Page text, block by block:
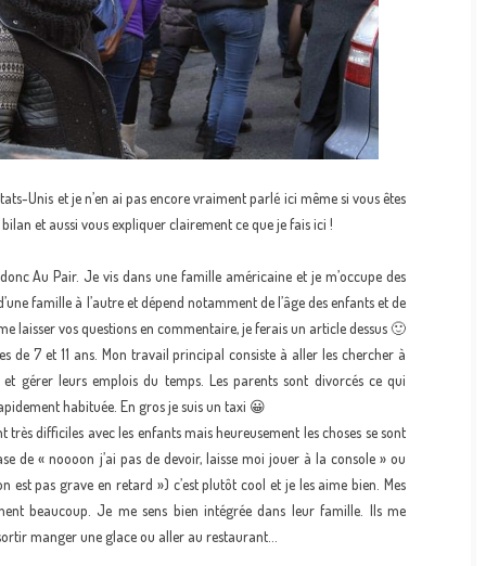
Unis et je n’en ai pas encore vraiment parlé ici même si vous êtes
et aussi vous expliquer clairement ce que je fais ici !
Au Pair. Je vis dans une famille américaine et je m’occupe des
famille à l’autre et dépend notamment de l’âge des enfants et de
laisser vos questions en commentaire, je ferais un article dessus 🙂
7 et 11 ans. Mon travail principal consiste à aller les chercher à
gérer leurs emplois du temps. Les parents sont divorcés ce qui
habituée. En gros je suis un taxi 😀
difficiles avec les enfants mais heureusement les choses se sont
de « noooon j’ai pas de devoir, laisse moi jouer à la console » ou
est pas grave en retard ») c’est plutôt cool et je les aime bien. Mes
beaucoup. Je me sens bien intégrée dans leur famille. Ils me
manger une glace ou aller au restaurant…